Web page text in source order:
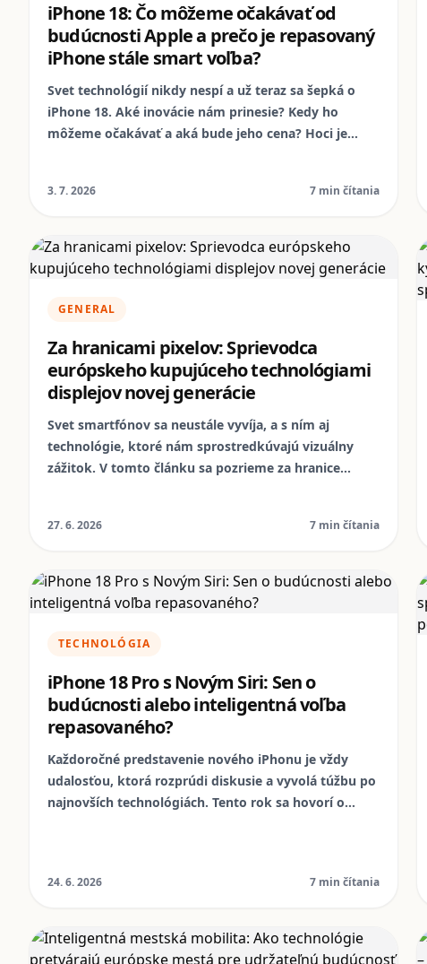
iPhone 18: Čo môžeme očakávať od
budúcnosti Apple a prečo je repasovaný
iPhone stále smart voľba?
Svet technológií nikdy nespí a už teraz sa šepká o
iPhone 18. Aké inovácie nám prinesie? Kedy ho
môžeme očakávať a aká bude jeho cena? Hoci je
ekologickou a cenovo dostupnou alternatívou, ktorá
3. 7. 2026 7 min čítania
GENERAL
Za hranicami pixelov: Sprievodca
európskeho kupujúceho technológiami
displejov novej generácie
Svet smartfónov sa neustále vyvíja, a s ním aj
technológie, ktoré nám sprostredkúvajú vizuálny
zážitok. V tomto článku sa pozrieme za hranice
vnímame naše digitálne svety. Od OLED po microLED,
displej pre váš repasovaný smartfón s dôverou od
NomoPhone.
27. 6. 2026 7 min čítania
TECHNOLÓGIA
iPhone 18 Pro s Novým Siri: Sen o
budúcnosti alebo inteligentná voľba
repasovaného?
Každoročné predstavenie nového iPhonu je vždy
udalosťou, ktorá rozprúdi diskusie a vyvolá túžbu po
najnovších technológiách. Tento rok sa hovorí o
špičkové technológie?
24. 6. 2026 7 min čítania